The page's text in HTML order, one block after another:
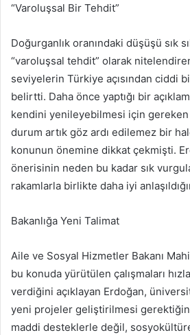
“Varoluşsal Bir Tehdit”
Doğurganlık oranındaki düşüşü sık
“varoluşsal tehdit” olarak
seviyelerin Türkiye açısından ciddi
belirtti. Daha önce yaptığı bir
kendini yenileyebilmesi için gereken
durum artık göz ardı edilemez bir
konunun önemine dikkat çekmişti.
önerisinin neden bu kadar sık
rakamlarla birlikte daha iyi
Bakanlığa Yeni Talimat
Aile ve Sosyal Hizmetler Bakanı
bu konuda yürütülen çalışmaları
verdiğini açıklayan Erdoğan,
yeni projeler geliştirilmesi
maddi desteklerle değil,